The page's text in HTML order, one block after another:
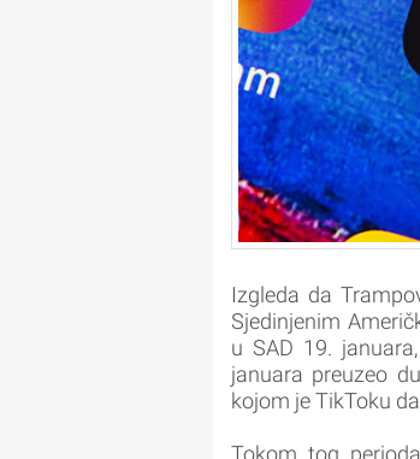
Izgleda da
Sjedinjenim
u SAD 19.
januara preuzeo
kojom je TikToku
Tokom tog